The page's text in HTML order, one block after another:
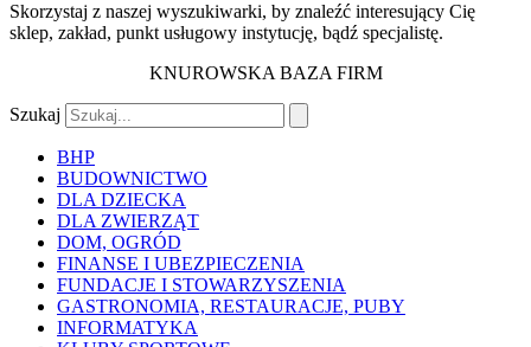
Skorzystaj z naszej wyszukiwarki, by znaleźć interesujący Cię
sklep, zakład, punkt usługowy instytucję, bądź specjalistę.
KNUROWSKA BAZA FIRM
Szukaj
BHP
BUDOWNICTWO
DLA DZIECKA
DLA ZWIERZĄT
DOM, OGRÓD
FINANSE I UBEZPIECZENIA
FUNDACJE I STOWARZYSZENIA
GASTRONOMIA, RESTAURACJE, PUBY
INFORMATYKA